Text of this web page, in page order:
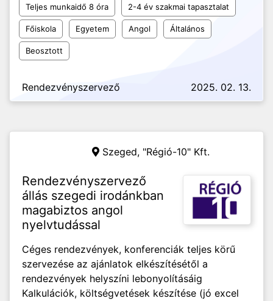
Teljes munkaidő 8 óra 2-4 év szakmai tapasztalat
Főiskola Egyetem Angol Általános
Beosztott
Rendezvényszervező 2025. 02. 13.
Szeged, "Régió-10" Kft.
Rendezvényszervező
állás szegedi irodánkban
magabiztos angol
nyelvtudással
Céges rendezvények, konferenciák teljes körű
szervezése az ajánlatok elkészítésétől a
rendezvények helyszíni lebonyolításáig
Kalkulációk, költségvetések készítése (jó excel